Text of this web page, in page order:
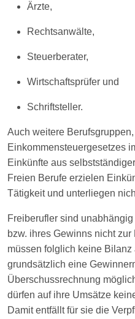
Ärzte,
Rechtsanwälte,
Steuerberater,
Wirtschaftsprüfer und
Schriftsteller.
Auch weitere
Einkommensteuergesetzes
Einkünfte aus
Freien Berufe erzielen
Tätigkeit und unterliegen
Freiberufler sind
bzw. ihres Gewinns nicht
müssen folglich keine
grundsätzlich eine
Überschussrechnung
dürfen auf ihre Umsätze
Damit entfällt für sie die